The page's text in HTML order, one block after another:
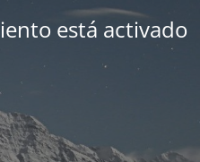
está activado